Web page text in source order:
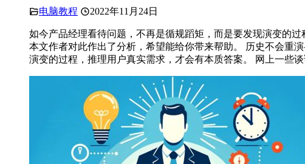
电脑教程 2022年11月24日
如今产品经理看待问题，不再是循规蹈矩，而是要发现演变的
本文作者对此作出了分析，希望能给你带来帮助。 历史不会
演变的过程，推理用户真实需求，才会有本质答案。 网上一些